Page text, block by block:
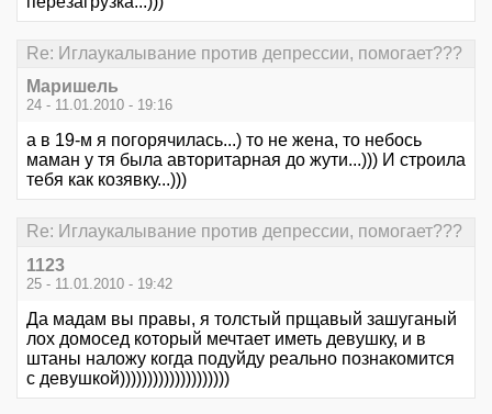
Re: Иглаукалывание против депрессии, помогает???
Маришель
24 - 11.01.2010 - 19:16
а в 19-м я погорячилась...) то не жена, то небось
маман у тя была авторитарная до жути...))) И строила
тебя как козявку...)))
Re: Иглаукалывание против депрессии, помогает???
1123
25 - 11.01.2010 - 19:42
Да мадам вы правы, я толстый прщавый зашуганый
лох домосед который мечтает иметь девушку, и в
штаны наложу когда подуйду реально познакомится
с девушкой))))))))))))))))))))